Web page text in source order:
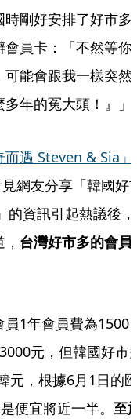
剛好安排了好市多
員卡：「不然等你
能會跟我一樣突然
年的冤大頭！』」
而遇 Steven & Sia」
網友分享「韓國好
資訊引起熱議後，
台灣好市多的會員
1年會員費為1500
元，但韓國好市
元，根據6月1日的
便宜將近一半。 至